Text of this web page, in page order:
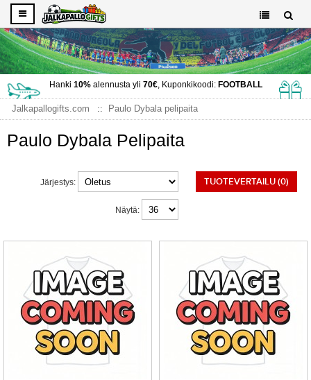
Hanki 10%alennusta yli 70€, Kuponkikoodi: FOOTBALL
Jalkapallogifts.com Paulo Dybala pelipaita
Paulo Dybala Pelipaita
TUOTEVERTAILU (0)
Järjestys:
Näytä: